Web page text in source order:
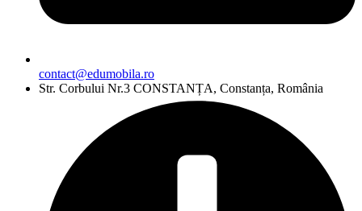
contact@edumobila.ro
Str. Corbului Nr.3 CONSTANȚA, Constanța, România